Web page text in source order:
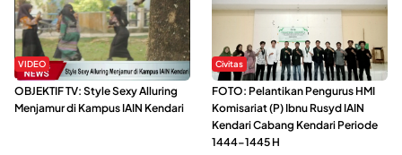
VIDEO
OBJEKTIF TV: Style Sexy Alluring
Menjamur di Kampus IAIN Kendari
Civitas
FOTO: Pelantikan Pengurus HMI
Komisariat (P) Ibnu Rusyd IAIN
Kendari Cabang Kendari Periode
1444-1445 H